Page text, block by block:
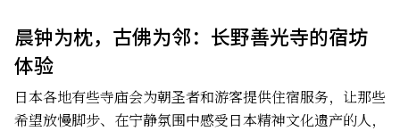
晨钟为枕，古佛为邻：长野善光寺的宿坊
体验
日本各地有些寺庙会为朝圣者和游客提供住宿服务，让那些
希望放慢脚步、在宁静氛围中感受日本精神文化遗产的人，